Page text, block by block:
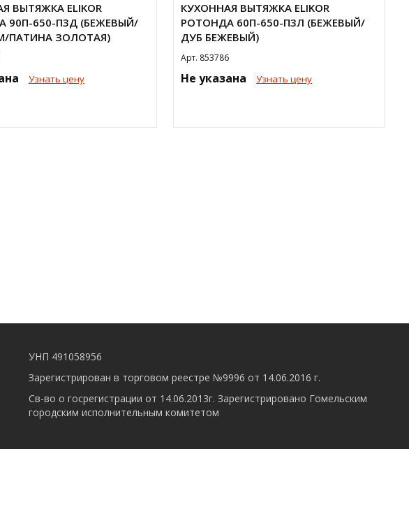
ВЫТЯЖКА ELIKOR
90П-650-П3Д (БЕЖЕВЫЙ/
ПАТИНА ЗОЛОТАЯ)
Узнать цену
КУХОННАЯ ВЫТЯЖКА ELIKOR
РОТОНДА 60П-650-П3Л (БЕЖЕВЫЙ/
ДУБ БЕЖЕВЫЙ)
Арт. 853786
Не указана Узнать цену
УНП 491058956
Зарегистрирован в торговом реестре №9996 от 14.06.2016 г.
Св-во о госрегистрации от 14.06.2013г. Зарегистрировано Гомельским
городским исполнительным комитетом